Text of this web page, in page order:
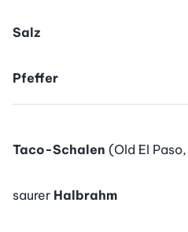
Salz
Pfeffer
Taco-Schalen (Old El
saurer Halbrahm